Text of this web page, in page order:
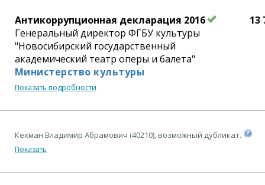
Антикоррупционная декларация 2016
Генеральный директор ФГБУ культуры
"Новосибирский государственный
академический театр оперы и балета"
Министерство культуры
Показать подробности
13
Кехман Владимир Абрамович (40210), возможный дубликат.
Показать